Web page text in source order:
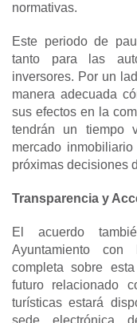
normativas.
Este periodo de
tanto para las
inversores. Por un
manera adecuada
sus efectos en la
tendrán un tiempo
mercado
próximas decisiones
Transparencia y
El acuerdo
Ayuntamiento con
completa sobre
futuro relacionado
turísticas estará